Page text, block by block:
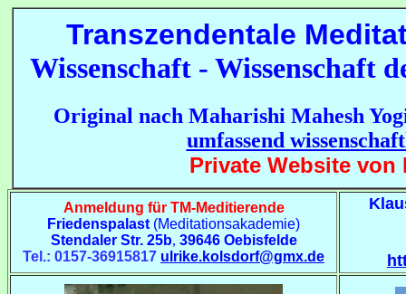
Transzendentale
Wissenschaft - Wissenschaft
Original nach Maharishi Mahesh
umfassend
Private Website von
Anmeldung für TM-Meditierende
Friedenspalast (Meditationsakademie)
Stendaler Str. 25b, 39646 Oebisfelde
Tel.: 0157-36915817 ulrike.kolsdorf@gmx.de